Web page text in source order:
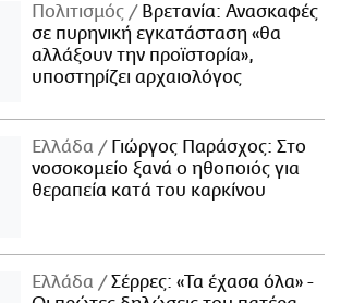
Πολιτισμός
Βρετανία: Ανασκαφές
σε πυρηνική εγκατάσταση «θα
αλλάξουν την προϊστορία»,
υποστηρίζει αρχαιολόγος
Ελλάδα
Γιώργος Παράσχος: Στο
νοσοκομείο ξανά ο ηθοποιός για
θεραπεία κατά του καρκίνου
Ελλάδα
Σέρρες: «Τα έχασα όλα» -